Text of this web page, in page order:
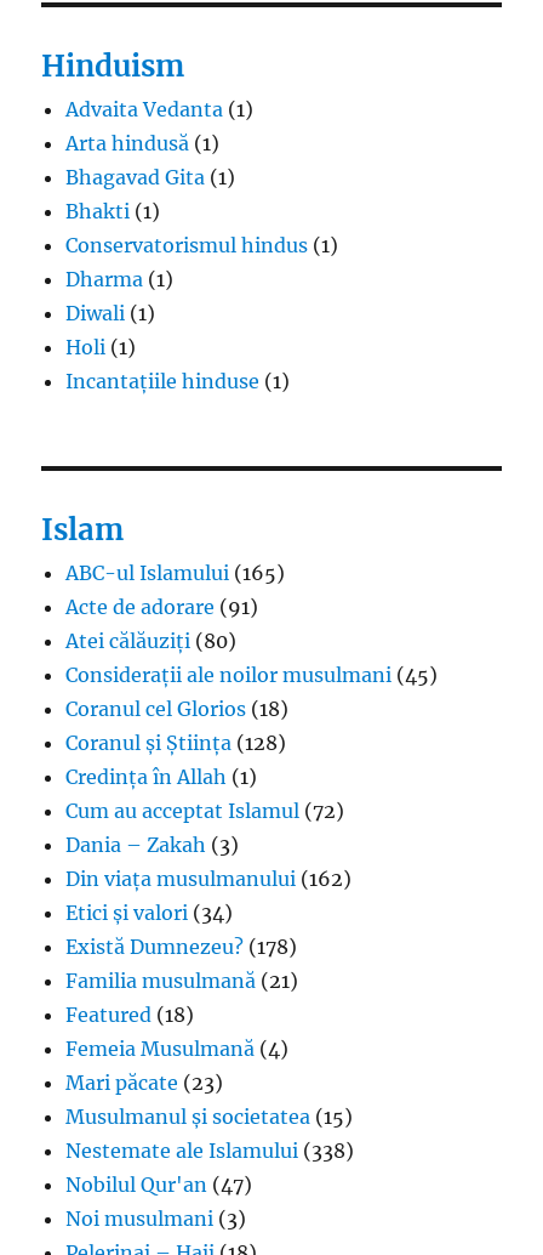
Hinduism
Advaita Vedanta (1)
Arta hindusă (1)
Bhagavad Gita (1)
Bhakti (1)
Conservatorismul hindus (1)
Dharma (1)
Diwali (1)
Holi (1)
Incantațiile hinduse (1)
Islam
ABC-ul Islamului (165)
Acte de adorare (91)
Atei călăuziți (80)
Considerații ale noilor musulmani (45)
Coranul cel Glorios (18)
Coranul și Știința (128)
Credința în Allah (1)
Cum au acceptat Islamul (72)
Dania – Zakah (3)
Din viața musulmanului (162)
Etici și valori (34)
Există Dumnezeu? (178)
Familia musulmană (21)
Featured (18)
Femeia Musulmană (4)
Mari păcate (23)
Musulmanul și societatea (15)
Nestemate ale Islamului (338)
Nobilul Qur'an (47)
Noi musulmani (3)